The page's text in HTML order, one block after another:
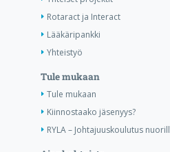
Rotaract ja Interact
Lääkäripankki
Yhteistyö
Tule mukaan
Tule mukaan
Kiinnostaako jäsenyys?
RYLA – Johtajuuskoulutus